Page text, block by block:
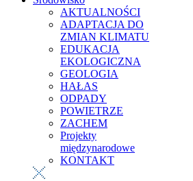
AKTUALNOŚCI
ADAPTACJA DO
ZMIAN KLIMATU
EDUKACJA
EKOLOGICZNA
GEOLOGIA
HAŁAS
ODPADY
POWIETRZE
ZACHEM
Projekty
międzynarodowe
KONTAKT